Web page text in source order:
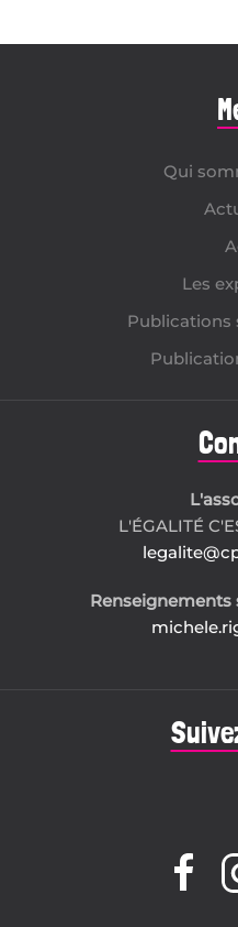
Qui
Les
Publications
L'ÉGALITÉ
Renseignements